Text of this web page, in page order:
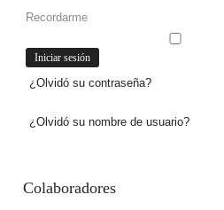
Recordarme
¿Olvidó su contraseña?
¿Olvidó su nombre de usuario?
Colaboradores